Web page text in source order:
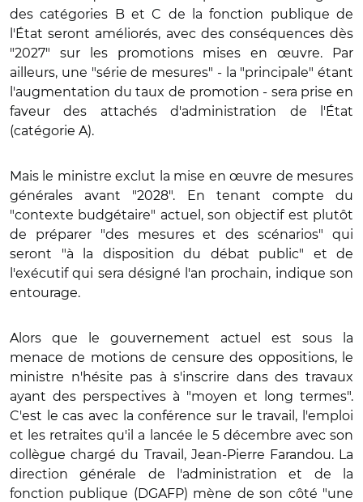
des catégories B et C de la fonction publique de
l'État seront améliorés, avec des conséquences dès
"2027" sur les promotions mises en œuvre. Par
ailleurs, une "série de mesures" - la "principale" étant
l'augmentation du taux de promotion - sera prise en
faveur des attachés d'administration de l'État
(catégorie A).
Mais le ministre exclut la mise en œuvre de mesures
générales avant "2028". En tenant compte du
"contexte budgétaire" actuel, son objectif est plutôt
de préparer "des mesures et des scénarios" qui
seront "à la disposition du débat public" et de
l'exécutif qui sera désigné l'an prochain, indique son
entourage.
Alors que le gouvernement actuel est sous la
menace de motions de censure des oppositions, le
ministre n'hésite pas à s'inscrire dans des travaux
ayant des perspectives à "moyen et long termes".
C'est le cas avec la conférence sur le travail, l'emploi
et les retraites qu'il a lancée le 5 décembre avec son
collègue chargé du Travail, Jean-Pierre Farandou. La
direction générale de l'administration et de la
fonction publique (DGAFP) mène de son côté "une